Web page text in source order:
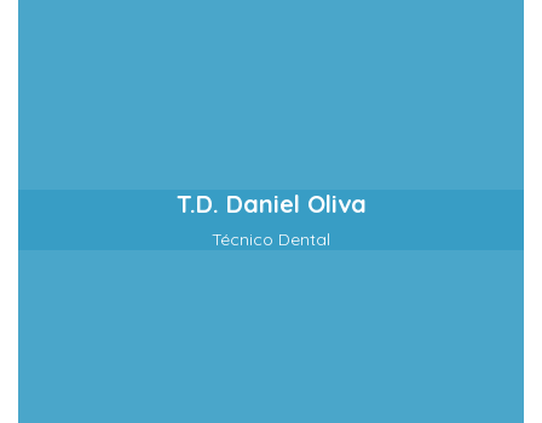
T.D. Daniel Oliva
Técnico Dental